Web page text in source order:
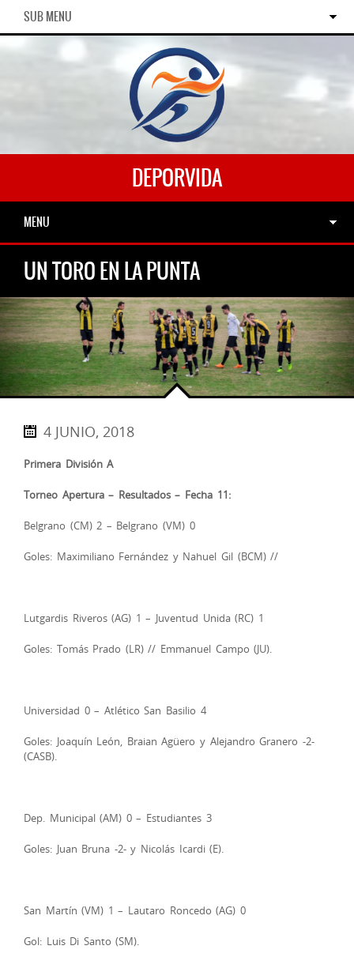
SUB MENU
DEPORVIDA
MENU
UN TORO EN LA PUNTA
4 JUNIO, 2018
Primera División A
Torneo Apertura – Resultados – Fecha 11:
Belgrano (CM) 2 – Belgrano (VM) 0
Goles: Maximiliano Fernández y Nahuel Gil (BCM) //
Lutgardis Riveros (AG) 1 – Juventud Unida (RC) 1
Goles: Tomás Prado (LR) // Emmanuel Campo (JU).
Universidad 0 – Atlético San Basilio 4
Goles: Joaquín León, Braian Agüero y Alejandro Granero -2-
(CASB).
Dep. Municipal (AM) 0 – Estudiantes 3
Goles: Juan Bruna -2- y Nicolás Icardi (E).
San Martín (VM) 1 – Lautaro Roncedo (AG) 0
Gol: Luis Di Santo (SM).